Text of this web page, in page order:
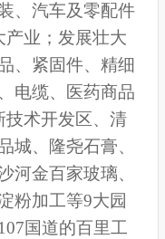
、汽车及零配件
产业；发展壮大
、紧固件、精细
电缆、医药商品
技术开发区、清
城、隆尧石膏、
河金百家玻璃、
粉加工等9大园
国道的百里工